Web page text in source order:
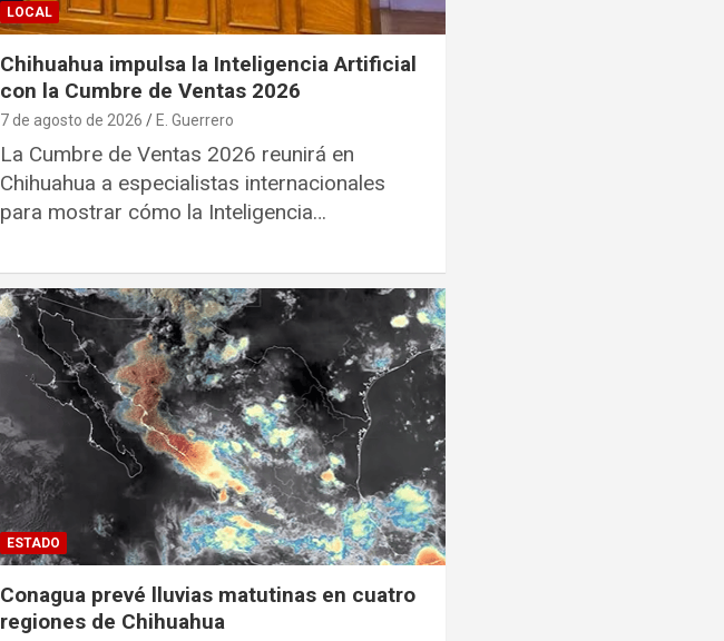
LOCAL
Chihuahua impulsa la Inteligencia Artificial
con la Cumbre de Ventas 2026
7 de agosto de 2026 E. Guerrero
La Cumbre de Ventas 2026 reunirá en
Chihuahua a especialistas internacionales
para mostrar cómo la Inteligencia…
ESTADO
Conagua prevé lluvias matutinas en cuatro
regiones de Chihuahua